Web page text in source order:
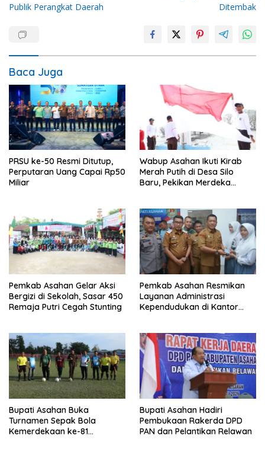
Publik Perangkat Daerah
Ditembak
Baca Juga
PRSU ke-50 Resmi Ditutup,
Perputaran Uang Capai Rp50
Miliar
Wabup Asahan Ikuti Kirab
Merah Putih di Desa Silo
Baru, Pekikan Merdeka
Pemkab Asahan Gelar Aksi
Bergizi di Sekolah, Sasar 450
Remaja Putri Cegah Stunting
Pemkab Asahan Resmikan
Layanan Administrasi
Kependudukan di Kantor
Bupati Asahan Buka
Turnamen Sepak Bola
Kemerdekaan ke-81
Bupati Asahan Hadiri
Pembukaan Rakerda DPD
PAN dan Pelantikan Relawan